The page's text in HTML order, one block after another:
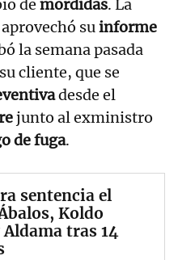
de mordidas. La
suinforme
la semana pasada
cliente, que se
desde el
junto al exministro
de fuga.
sentencia el
Koldo
Aldama tras 14